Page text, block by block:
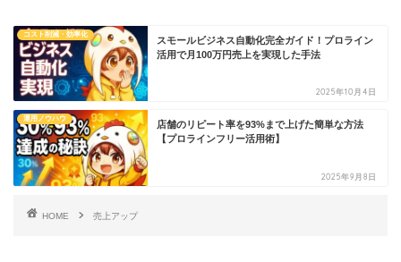
コスト削減・効率化
スモールビジネス自動化完全ガイド！プロライン
活用で月100万円売上を実現した手法
2025年10月4日
運用ノウハウ
店舗のリピート率を93%まで上げた簡単な方法
【プロラインフリー活用術】
2025年9月8日
HOME 売上アップ